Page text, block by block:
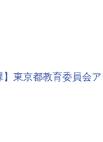
東京都教育委員会